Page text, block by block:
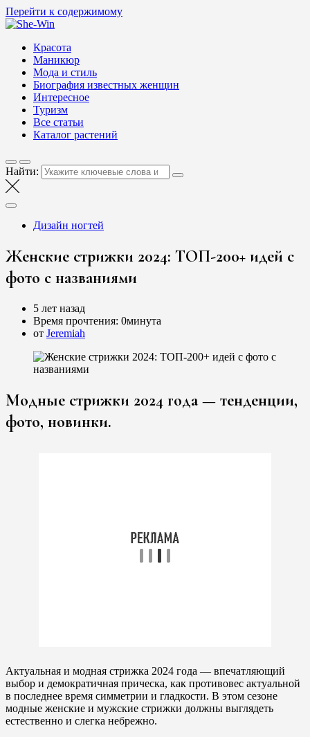
Перейти к содержимому
Блог о женской красоте и здоровье
Красота
Маникюр
Мода и стиль
Биография известных женщин
Интересное
Туризм
Все статьи
Каталог растений
Найти:
Дизайн ногтей
Женские стрижки 2024: ТОП-200+ идей с
фото с названиями
5 лет назад
Время прочтения: 0минута
от Jeremiah
Модные стрижки 2024 года — тенденции,
фото, новинки.
Актуальная и модная стрижка 2024 года — впечатляющий
выбор и демократичная прическа, как противовес актуальной
в последнее время симметрии и гладкости. В этом сезоне
модные женские и мужские стрижки должны выглядеть
естественно и слегка небрежно.